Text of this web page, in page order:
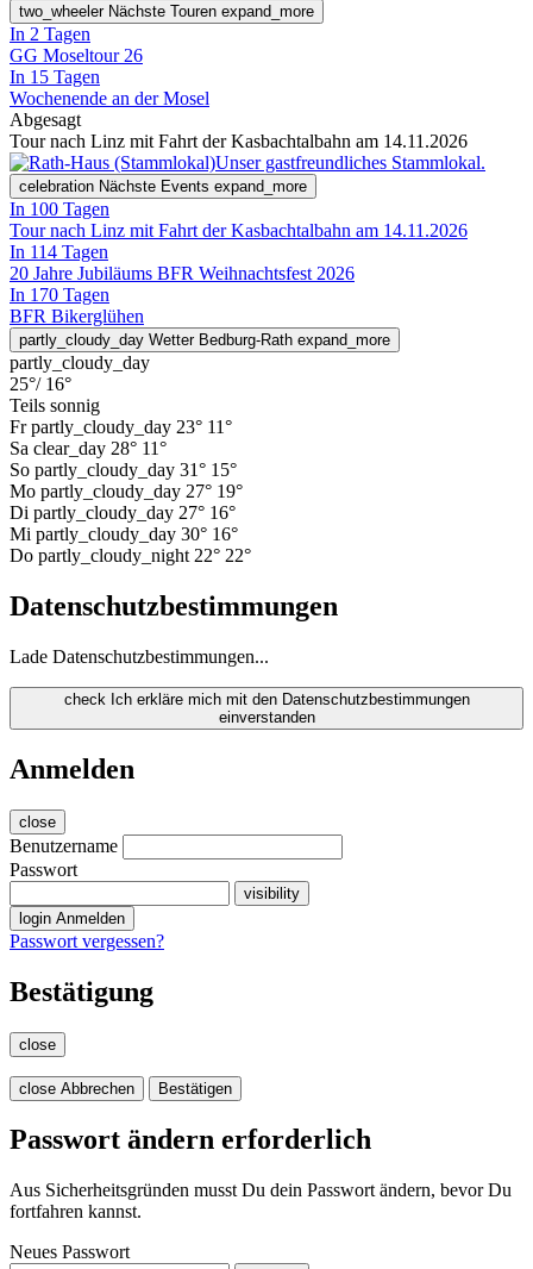
two_wheeler Nächste Touren expand_more
In 2 Tagen
GG Moseltour 26
In 15 Tagen
Wochenende an der Mosel
Abgesagt
Tour nach Linz mit Fahrt der Kasbachtalbahn am 14.11.2026
Unser gastfreundliches Stammlokal.
celebration Nächste Events expand_more
In 100 Tagen
Tour nach Linz mit Fahrt der Kasbachtalbahn am 14.11.2026
In 114 Tagen
20 Jahre Jubiläums BFR Weihnachtsfest 2026
In 170 Tagen
BFR Bikerglühen
partly_cloudy_day Wetter Bedburg-Rath expand_more
partly_cloudy_day
25°/ 16°
Teils sonnig
Fr partly_cloudy_day 23° 11°
Sa clear_day 28° 11°
So partly_cloudy_day 31° 15°
Mo partly_cloudy_day 27° 19°
Di partly_cloudy_day 27° 16°
Mi partly_cloudy_day 30° 16°
Do partly_cloudy_night 22° 22°
Datenschutzbestimmungen
Lade Datenschutzbestimmungen...
check Ich erkläre mich mit den Datenschutzbestimmungen
einverstanden
Anmelden
close
Benutzername
Passwort
visibility
login Anmelden
Passwort vergessen?
Bestätigung
close
close Abbrechen Bestätigen
Passwort ändern erforderlich
Aus Sicherheitsgründen musst Du dein Passwort ändern, bevor Du
fortfahren kannst.
Neues Passwort